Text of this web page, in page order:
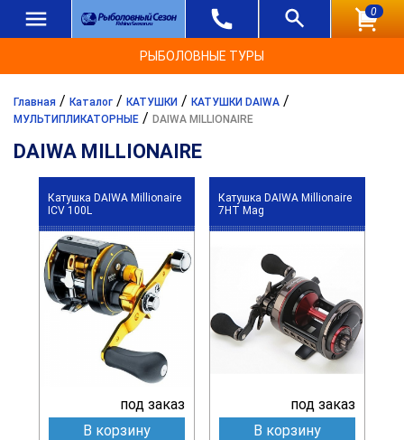
0
РЫБОЛОВНЫЕ ТУРЫ
Главная / Каталог / КАТУШКИ / КАТУШКИ DAIWA /
МУЛЬТИПЛИКАТОРНЫЕ / DAIWA MILLIONAIRE
DAIWA MILLIONAIRE
Катушка DAIWA Millionaire
ICV 100L
под заказ
В корзину
Катушка DAIWA Millionaire
7HT Mag
под заказ
В корзину